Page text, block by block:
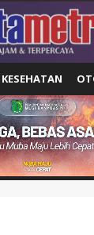
KESEHATAN